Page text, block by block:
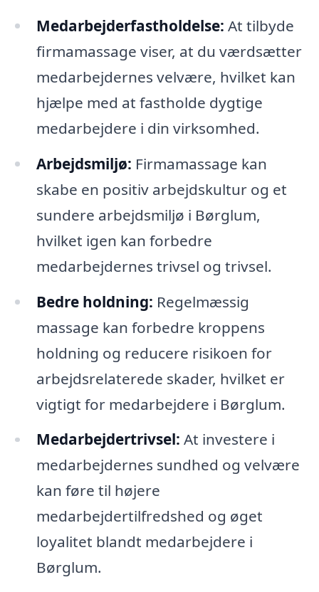
Medarbejderfastholdelse: At tilbyde
firmamassage viser, at du værdsætter
medarbejdernes velvære, hvilket kan
hjælpe med at fastholde dygtige
medarbejdere i din virksomhed.
Arbejdsmiljø: Firmamassage kan
skabe en positiv arbejdskultur og et
sundere arbejdsmiljø i Børglum,
hvilket igen kan forbedre
medarbejdernes trivsel og trivsel.
Bedre holdning: Regelmæssig
massage kan forbedre kroppens
holdning og reducere risikoen for
arbejdsrelaterede skader, hvilket er
vigtigt for medarbejdere i Børglum.
Medarbejdertrivsel: At investere i
medarbejdernes sundhed og velvære
kan føre til højere
medarbejdertilfredshed og øget
loyalitet blandt medarbejdere i
Børglum.